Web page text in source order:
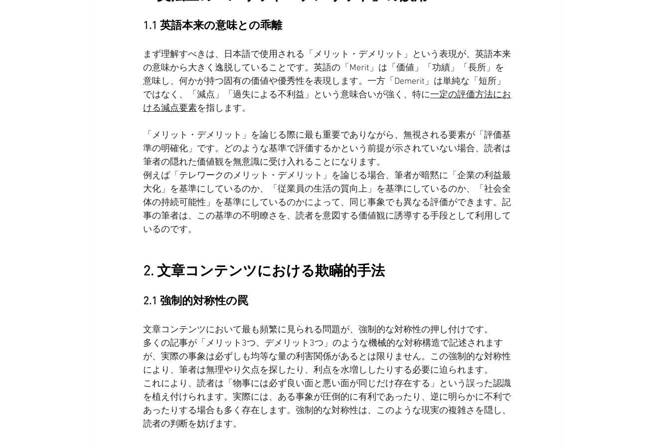
1.1 英語本来の意味との乖離
まず理解すべきは、日本語で使用される「メリット・デメリット」という表現が、英語本来
の意味から大きく逸脱していることです。英語の「Merit」は「価値」「功績」「長所」を
意味し、何かが持つ固有の価値や優秀性を表現します。一方「Demerit」は単純な「短所」
ではなく、「減点」「過失による不利益」という意味合いが強く、特に一定の評価方法にお
ける減点要素を指します。
「メリット・デメリット」を論じる際に最も重要でありながら、無視される要素が「評価基
準の明確化」です。どのような基準で評価するかという前提が示されていない場合、読者は
筆者の隠れた価値観を無意識に受け入れることになります。
例えば「テレワークのメリット・デメリット」を論じる場合、筆者が暗黙に「企業の利益最
大化」を基準にしているのか、「従業員の生活の質向上」を基準にしているのか、「社会全
体の持続可能性」を基準にしているのかによって、同じ事象でも異なる評価ができます。記
事の筆者は、この基準の不明瞭さを、読者を意図する価値観に誘導する手段として利用して
いるのです。
2. 文章コンテンツにおける欺瞞的手法
2.1 強制的対称性の罠
文章コンテンツにおいて最も頻繁に見られる問題が、強制的な対称性の押し付けです。
多くの記事が「メリット3つ、デメリット3つ」のような機械的な対称構造で記述されます
が、実際の事象は必ずしも均等な量の利害関係があるとは限りません。この強制的な対称性
により、筆者は無理やり欠点を探したり、利点を水増ししたりする必要に迫られます。
これにより、読者は「物事には必ず良い面と悪い面が同じだけ存在する」という誤った認識
を植え付けられます。実際には、ある事象が圧倒的に有利であったり、逆に明らかに不利で
あったりする場合も多く存在します。強制的な対称性は、このような現実の複雑さを隠し、
読者の判断を妨げます。